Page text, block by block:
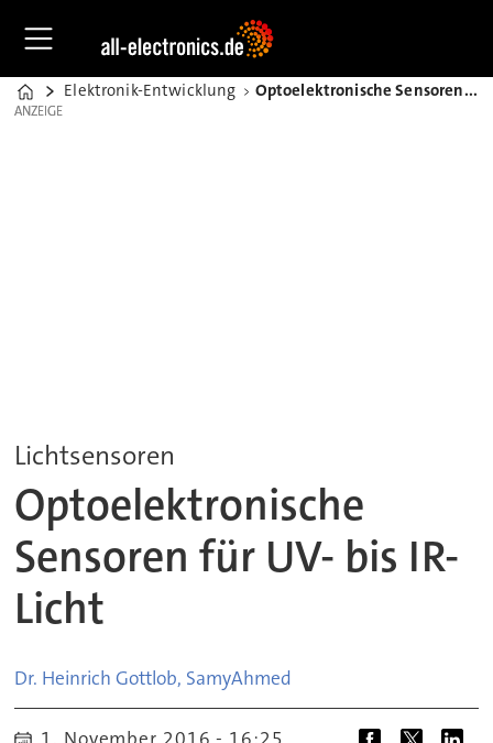
Home
Elektronik-Entwicklung Optoelektronische Sensoren für UV- bis IR-Licht
ANZEIGE
ANZEIGE
Lichtsensoren
Optoelektronische
Sensoren für UV- bis IR-
Licht
Dr. Heinrich Gottlob, SamyAhmed